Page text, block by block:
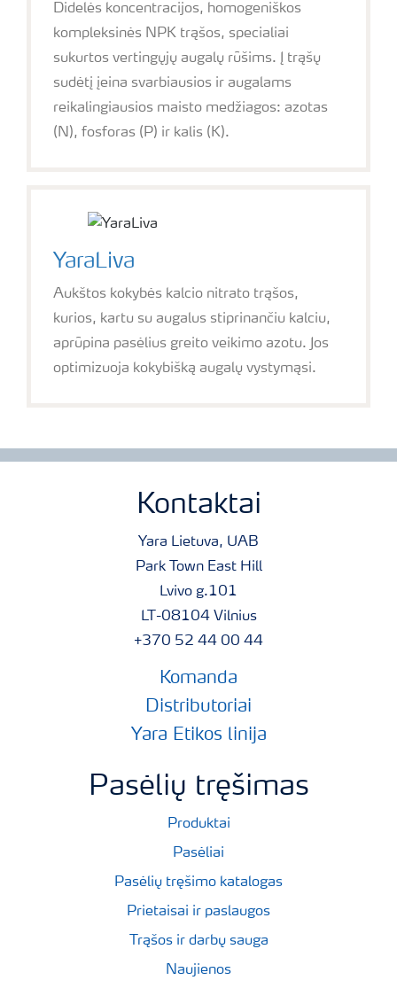
Didelės koncentracijos, homogeniškos
kompleksinės NPK trąšos, specialiai
sukurtos vertingųjų augalų rūšims. Į trąšų
sudėtį įeina svarbiausios ir augalams
reikalingiausios maisto medžiagos: azotas
(N), fosforas (P) ir kalis (K).
YaraLiva
Aukštos kokybės kalcio nitrato trąšos,
kurios, kartu su augalus stiprinančiu kalciu,
aprūpina pasėlius greito veikimo azotu. Jos
optimizuoja kokybišką augalų vystymąsi.
Kontaktai
Yara Lietuva, UAB
Park Town East Hill
Lvivo g.101
LT-08104 Vilnius
+370 52 44 00 44
Komanda
Distributoriai
Yara Etikos linija
Pasėlių tręšimas
Produktai
Pasėliai
Pasėlių tręšimo katalogas
Prietaisai ir paslaugos
Trąšos ir darbų sauga
Naujienos